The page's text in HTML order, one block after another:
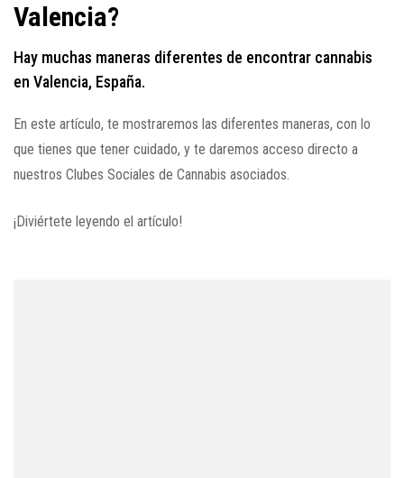
Valencia?
Hay muchas maneras diferentes de encontrar cannabis
en Valencia, España.
En este artículo, te mostraremos las diferentes maneras, con lo
que tienes que tener cuidado, y te daremos acceso directo a
nuestros Clubes Sociales de Cannabis asociados.
¡Diviértete leyendo el artículo!